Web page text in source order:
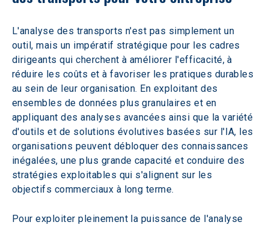
L'analyse des transports n'est pas simplement un
outil, mais un impératif stratégique pour les cadres
dirigeants qui cherchent à améliorer l'efficacité, à
réduire les coûts et à favoriser les pratiques durables
au sein de leur organisation. En exploitant des
ensembles de données plus granulaires et en
appliquant des analyses avancées ainsi que la variété
d'outils et de solutions évolutives basées sur l'IA, les
organisations peuvent débloquer des connaissances
inégalées, une plus grande capacité et conduire des
stratégies exploitables qui s'alignent sur les
objectifs commerciaux à long terme.
Pour exploiter pleinement la puissance de l'analyse